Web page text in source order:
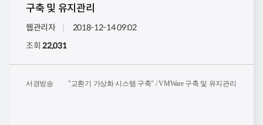
구축 및 유지관리
웹관리자
2018-12-14 09:02
조회22,031
서경방송 "교환기 가상화 시스템 구축" / VMWare 구축 및 유지관리